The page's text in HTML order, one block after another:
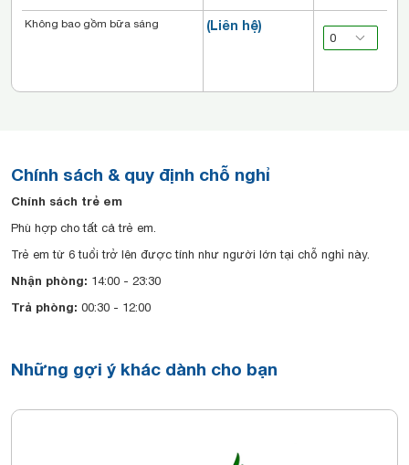
(Liên hệ)
Không bao gồm bữa sáng
Chính sách & quy định chỗ nghỉ
Chính sách trẻ em
Phù hợp cho tất cả trẻ em.
Trẻ em từ 6 tuổi trở lên được tính như người lớn tại chỗ nghỉ này.
Nhận phòng: 14:00 - 23:30
Trả phòng: 00:30 - 12:00
Những gợi ý khác dành cho bạn